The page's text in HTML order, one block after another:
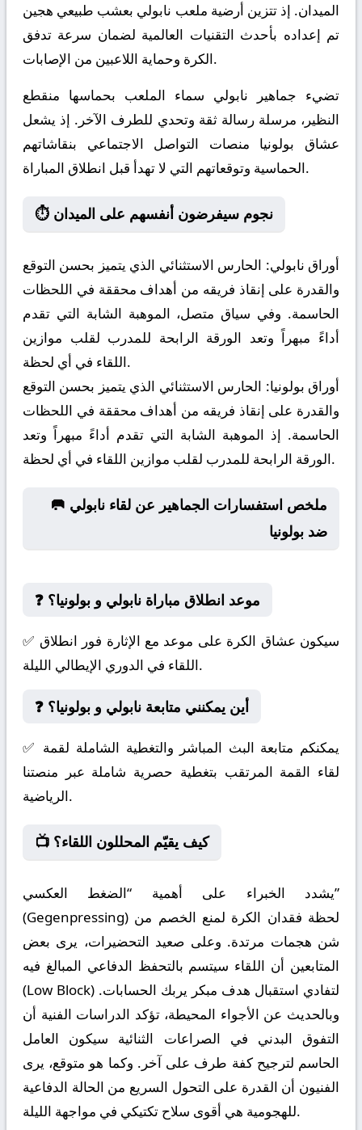
الميدان. إذ تتزين أرضية ملعب نابولي بعشب طبيعي هجين
تم إعداده بأحدث التقنيات العالمية لضمان سرعة تدفق
الكرة وحماية اللاعبين من الإصابات.
تضيء جماهير نابولي سماء الملعب بحماسها منقطع
النظير، مرسلة رسالة ثقة وتحدي للطرف الآخر. إذ يشعل
عشاق بولونيا منصات التواصل الاجتماعي بنقاشاتهم
الحماسية وتوقعاتهم التي لا تهدأ قبل انطلاق المباراة.
⏱️ نجوم سيفرضون أنفسهم على الميدان
أوراق نابولي: الحارس الاستثنائي الذي يتميز بحسن التوقع
والقدرة على إنقاذ فريقه من أهداف محققة في اللحظات
الحاسمة. وفي سياق متصل، الموهبة الشابة التي تقدم
أداءً مبهراً وتعد الورقة الرابحة للمدرب لقلب موازين
اللقاء في أي لحظة.
أوراق بولونيا: الحارس الاستثنائي الذي يتميز بحسن التوقع
والقدرة على إنقاذ فريقه من أهداف محققة في اللحظات
الحاسمة. إذ الموهبة الشابة التي تقدم أداءً مبهراً وتعد
الورقة الرابحة للمدرب لقلب موازين اللقاء في أي لحظة.
🥅 ملخص استفسارات الجماهير عن لقاء نابولي
ضد بولونيا
❓ موعد انطلاق مباراة نابولي و بولونيا؟
✅ سيكون عشاق الكرة على موعد مع الإثارة فور انطلاق
اللقاء في الدوري الإيطالي الليلة.
❓ أين يمكنني متابعة نابولي و بولونيا؟
✅ يمكنكم متابعة البث المباشر والتغطية الشاملة لقمة
لقاء القمة المرتقب بتغطية حصرية شاملة عبر منصتنا
الرياضية.
📺 كيف يقيّم المحللون اللقاء؟
يشدد الخبراء على أهمية “الضغط العكسي”
(Gegenpressing) لحظة فقدان الكرة لمنع الخصم من
شن هجمات مرتدة. وعلى صعيد التحضيرات، يرى بعض
المتابعين أن اللقاء سيتسم بالتحفظ الدفاعي المبالغ فيه
(Low Block) لتفادي استقبال هدف مبكر يربك الحسابات.
وبالحديث عن الأجواء المحيطة، تؤكد الدراسات الفنية أن
التفوق البدني في الصراعات الثنائية سيكون العامل
الحاسم لترجيح كفة طرف على آخر. وكما هو متوقع، يرى
الفنيون أن القدرة على التحول السريع من الحالة الدفاعية
للهجومية هي أقوى سلاح تكتيكي في مواجهة الليلة.